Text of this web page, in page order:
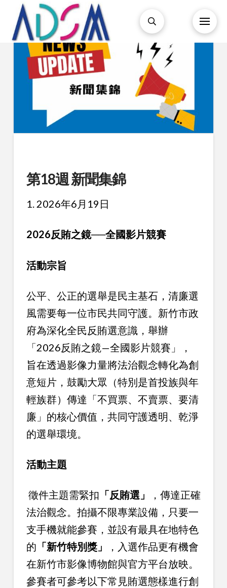
第18週 新聞集錦
1. 2026年6月19日
2026反賄之鏡──全國影片競賽
活動宗旨
公平、公正的選舉是民主基石，清廉選
風需要每一位市民共同守護。新竹市政
府為深化全民反賄選意識，舉辦
「2026反賄之鏡—全國影片競賽」，
旨在透過影像力量將法治觀念轉化為創
意短片，鼓勵大眾（特別是首投族與年
輕族群）傳達「不買票、不賣票、要清
廉」的核心價值，共同守護透明、乾淨
的選舉環境。
活動主題
徵件主題需緊扣 「反賄選」
，傳達正確
法治觀念。拍攝不限專業設備，只要一
支手機就能參賽，並設有最具在地特色
的 「新竹特別獎」
，入選作品更有機會
在新竹市影像博物館與官方平台放映。
參賽者可參考以下常見賄選態樣進行創